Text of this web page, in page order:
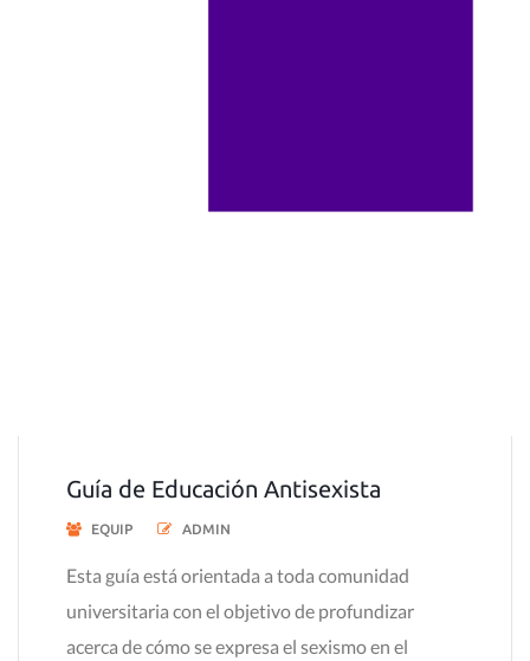
Guía de Educación Antisexista
EQUIP ADMIN
Esta guía está orientada a toda comunidad
universitaria con el objetivo de profundizar
acerca de cómo se expresa el sexismo en el